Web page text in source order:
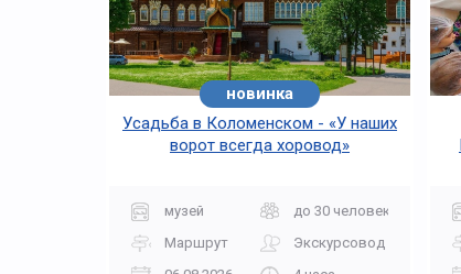
новинка
Усадьба в Коломенском - «У наших
ворот всегда хоровод»
музей
до 30 человек
Маршрут
Экскурсовод